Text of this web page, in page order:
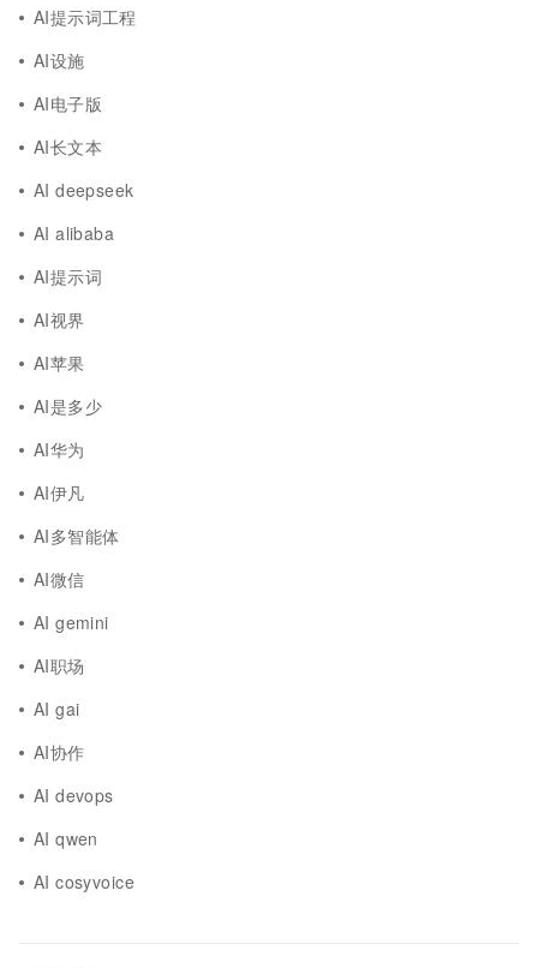
AI提示词工程
AI设施
AI电子版
AI长文本
AI deepseek
AI alibaba
AI提示词
AI视界
AI苹果
AI是多少
AI华为
AI伊凡
AI多智能体
AI微信
AI gemini
AI职场
AI gai
AI协作
AI devops
AI qwen
AI cosyvoice